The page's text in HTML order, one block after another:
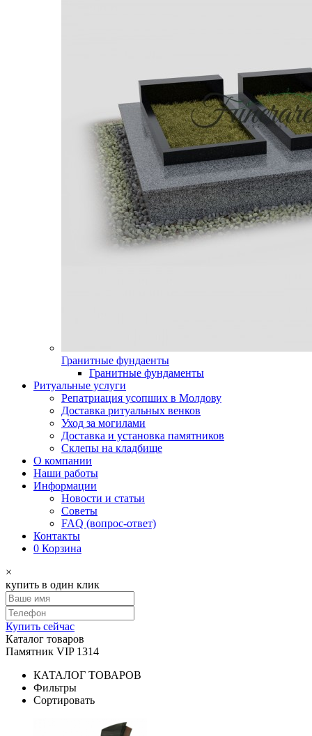
Гранитные фундаенты
Гранитные фундаменты
Ритуальные услуги
Репатриация усопших в Молдову
Доставка ритуальных венков
Уход за могилами
Доставка и установка памятников
Склепы на кладбище
О компании
Наши работы
Информации
Новости и статьи
Советы
FAQ (вопрос-ответ)
Контакты
0 Корзина
×
купить в один клик
Купить сейчас
Каталог товаров
Памятник VIP 1314
КАТАЛОГ ТОВАРОВ
Фильтры
Сортировать